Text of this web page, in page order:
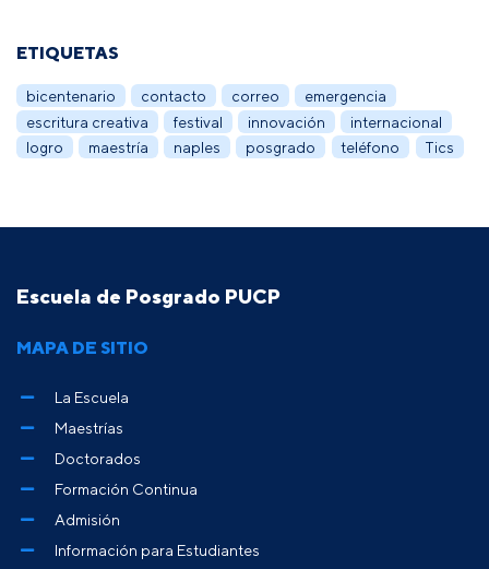
ETIQUETAS
bicentenario contacto correo
emergencia
escritura creativa
festival innovación
internacional
logro
maestría naples posgrado teléfono Tics
Escuela de Posgrado PUCP
MAPA DE SITIO
La Escuela
Maestrías
Doctorados
Formación Continua
Admisión
Información para Estudiantes